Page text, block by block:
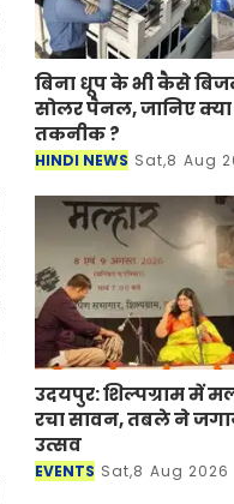
बिना धूप के भी कैसे
सोलर पैनल, जानिए क्या
तकनीक ?
HINDI NEWS Sat,8 Aug
उदयपुर: शिल्पग्राम में
रचा सावन, तबले ने
उत्सव
EVENTS Sat,8 Aug 2026